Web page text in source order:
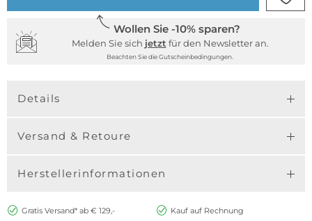
Wollen Sie -10% sparen?
Melden Sie sich jetzt für den Newsletter an.
Beachten Sie die Gutscheinbedingungen.
Details
Versand & Retoure
Herstellerinformationen
Gratis Versand* ab € 129,-
Kauf auf Rechnung